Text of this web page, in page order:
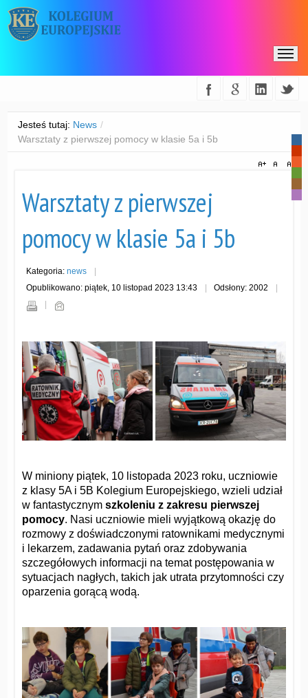
Jesteś tutaj: News /
Warsztaty z pierwszej pomocy w klasie 5a i 5b
Warsztaty z pierwszej
pomocy w klasie 5a i 5b
Kategoria:news
Opublikowano: piątek, 10 listopad 2023 13:43
Odsłony: 2002
W miniony piątek, 10 listopada 2023 roku, uczniowie
z klasy 5A i 5B Kolegium Europejskiego, wzieli udział
w fantastycznymszkoleniu z zakresu pierwszej
pomocy. Nasi uczniowie mieli wyjątkową okazję do
rozmowy z doświadczonymi ratownikami medycznymi
i lekarzem, zadawania pytań oraz zdobywania
szczegółowych informacji na temat postępowania w
sytuacjach nagłych, takich jak utrata przytomności czy
oparzenia gorącą wodą.